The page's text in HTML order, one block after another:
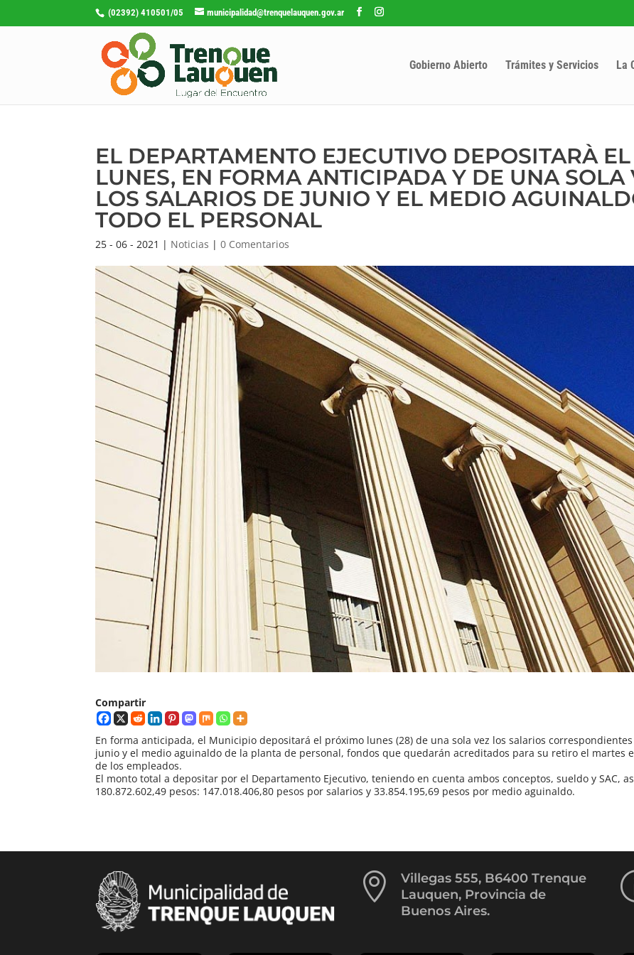
(02392) 410501/05 municipalidad@trenquelauquen.gov.ar
Gobierno Abierto Trámites y Servicios La
EL DEPARTAMENTO EJECUTIVO DEPOSITARÀ EL
LUNES, EN FORMA ANTICIPADA Y DE UNA SOLA
LOS SALARIOS DE JUNIO Y EL MEDIO
TODO EL PERSONAL
25 - 06 - 2021 | Noticias |0 Comentarios
Compartir
En forma anticipada, el Municipio depositará el próximo lunes (28) de una sola vez los salarios
junio y el medio aguinaldo de la planta de personal, fondos que quedarán acreditados para su retiro el martes
de los empleados.
El monto total a depositar por el Departamento Ejecutivo, teniendo en cuenta ambos conceptos, sueldo y SAC,
180.872.602,49 pesos: 147.018.406,80 pesos por salarios y 33.854.195,69 pesos por medio aguinaldo.

Villegas 555, B6400 Trenque
Lauquen, Provincia de
Buenos Aires.